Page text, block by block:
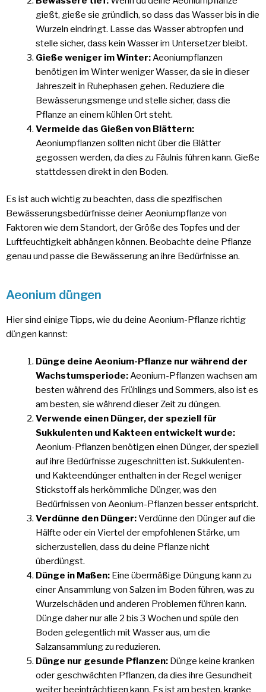
gießt, gieße sie gründlich, so dass das Wasser bis in die
Wurzeln eindringt. Lasse das Wasser abtropfen und
stelle sicher, dass kein Wasser im Untersetzer bleibt.
Gieße weniger im Winter:Aeoniumpflanzen
benötigen im Winter weniger Wasser, da sie in dieser
Jahreszeit in Ruhephasen gehen. Reduziere die
Bewässerungsmenge und stelle sicher, dass die
Pflanze an einem kühlen Ort steht.
Vermeide das Gießen von Blättern:
Aeoniumpflanzen sollten nicht über die Blätter
gegossen werden, da dies zu Fäulnis führen kann. Gieße
stattdessen direkt in den Boden.
Es ist auch wichtig zu beachten, dass die spezifischen
Bewässerungsbedürfnisse deiner Aeoniumpflanze von
Faktoren wie dem Standort, der Größe des Topfes und der
Luftfeuchtigkeit abhängen können. Beobachte deine Pflanze
genau und passe die Bewässerung an ihre Bedürfnisse an.
Aeonium düngen
Hier sind einige Tipps, wie du deine Aeonium-Pflanze richtig
düngen kannst:
Dünge deine Aeonium-Pflanze nur während der
Wachstumsperiode:Aeonium-Pflanzen wachsen am
besten während des Frühlings und Sommers, also ist es
am besten, sie während dieser Zeit zu düngen.
Verwende einen Dünger, der speziell für
Sukkulenten und Kakteen entwickelt wurde:
Aeonium-Pflanzen benötigen einen Dünger, der speziell
auf ihre Bedürfnisse zugeschnitten ist. Sukkulenten-
und Kakteendünger enthalten in der Regel weniger
Stickstoff als herkömmliche Dünger, was den
Bedürfnissen von Aeonium-Pflanzen besser entspricht.
Verdünne den Dünger:Verdünne den Dünger auf die
Hälfte oder ein Viertel der empfohlenen Stärke, um
sicherzustellen, dass du deine Pflanze nicht
überdüngst.
Dünge in Maßen: Eine übermäßige Düngung kann zu
einer Ansammlung von Salzen im Boden führen, was zu
Wurzelschäden und anderen Problemen führen kann.
Dünge daher nur alle 2 bis 3 Wochen und spüle den
Boden gelegentlich mit Wasser aus, um die
Salzansammlung zu reduzieren.
Dünge nur gesunde Pflanzen: Dünge keine kranken
oder geschwächten Pflanzen, da dies ihre Gesundheit
weiter beeinträchtigen kann. Es ist am besten, kranke